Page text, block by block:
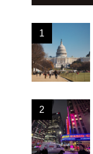
1
2